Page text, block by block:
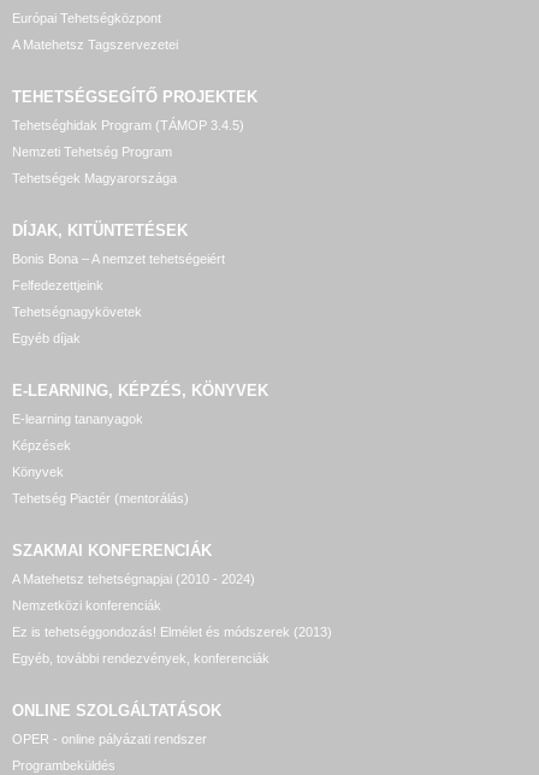
Európai Tehetségközpont
A Matehetsz Tagszervezetei
TEHETSÉGSEGÍTŐ PROJEKTEK
Tehetséghidak Program (TÁMOP 3.4.5)
Nemzeti Tehetség Program
Tehetségek Magyarországa
DÍJAK, KITÜNTETÉSEK
Bonis Bona – A nemzet tehetségeiért
Felfedezettjeink
Tehetségnagykövetek
Egyéb díjak
E-LEARNING, KÉPZÉS, KÖNYVEK
E-learning tananyagok
Képzések
Könyvek
Tehetség Piactér (mentorálás)
SZAKMAI KONFERENCIÁK
A Matehetsz tehetségnapjai (2010 - 2024)
Nemzetközi konferenciák
Ez is tehetséggondozás! Elmélet és módszerek (2013)
Egyéb, további rendezvények, konferenciák
ONLINE SZOLGÁLTATÁSOK
OPER - online pályázati rendszer
Programbeküldés